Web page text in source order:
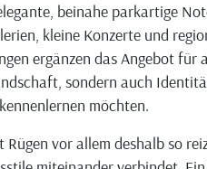
beinahe parkartige
kleine Konzerte und
ergänzen das Angebot für
sondern auch
möchten.
Rügen vor allem deshalb so